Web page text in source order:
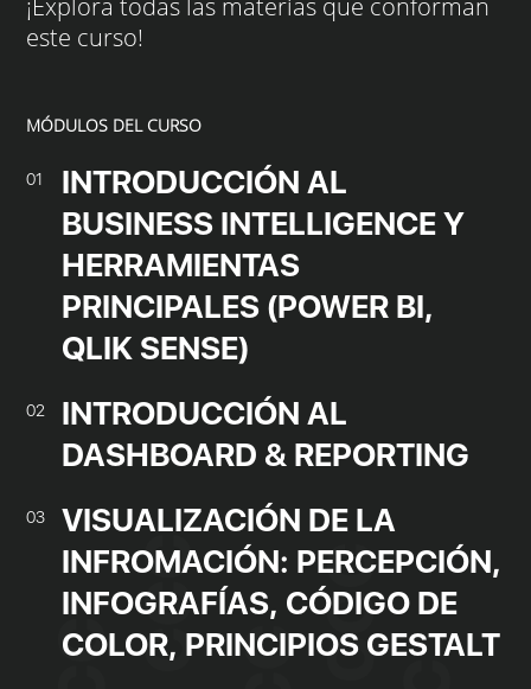
¡Explora todas las materias que conforman
este curso!
MÓDULOS DEL CURSO
01
INTRODUCCIÓN AL
BUSINESS INTELLIGENCE Y
HERRAMIENTAS
PRINCIPALES (POWER BI,
QLIK SENSE)
02
INTRODUCCIÓN AL
DASHBOARD & REPORTING
03
VISUALIZACIÓN DE LA
INFROMACIÓN: PERCEPCIÓN,
INFOGRAFÍAS, CÓDIGO DE
COLOR, PRINCIPIOS GESTALT